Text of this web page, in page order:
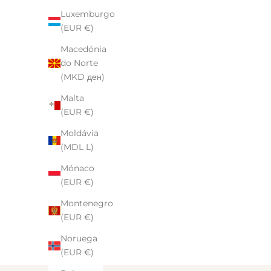
Luxemburgo
(EUR €)
Macedónia
do Norte
(MKD ден)
Malta
(EUR €)
Moldávia
(MDL L)
Mónaco
(EUR €)
Montenegro
(EUR €)
Noruega
(EUR €)
Preço de venda